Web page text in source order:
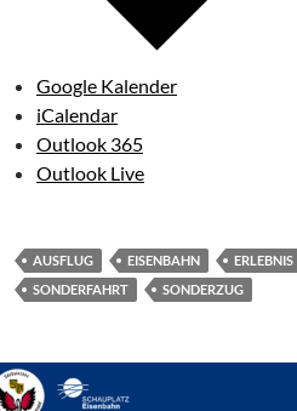
Google Kalender
iCalendar
Outlook 365
Outlook Live
AUSFLUG EISENBAHN ERLEBNIS
SONDERFAHRT
SONDERZUG